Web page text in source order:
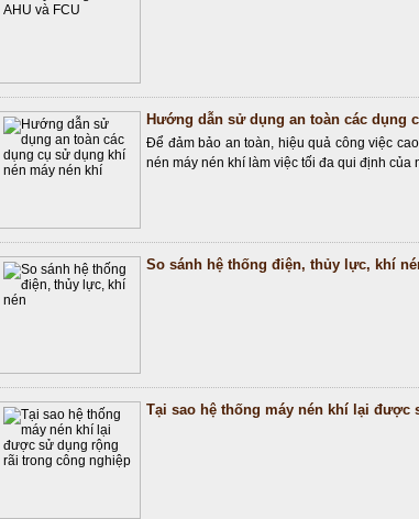
Hướng dẫn sử dụng an toàn các dụng
Để đảm bảo an toàn, hiệu quả công việc
nén máy nén khí làm việc tối đa qui định của
So sánh hệ thống điện, thủy lực, khí
Tại sao hệ thống máy nén khí lại